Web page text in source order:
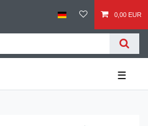
0,00 EUR
☰